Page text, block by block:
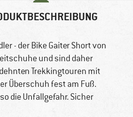
- der Bike Gaiter Short von
und sind daher
Trekkingtouren mit
Überschuh fest am Fuß.
die Unfallgefahr. Sicher